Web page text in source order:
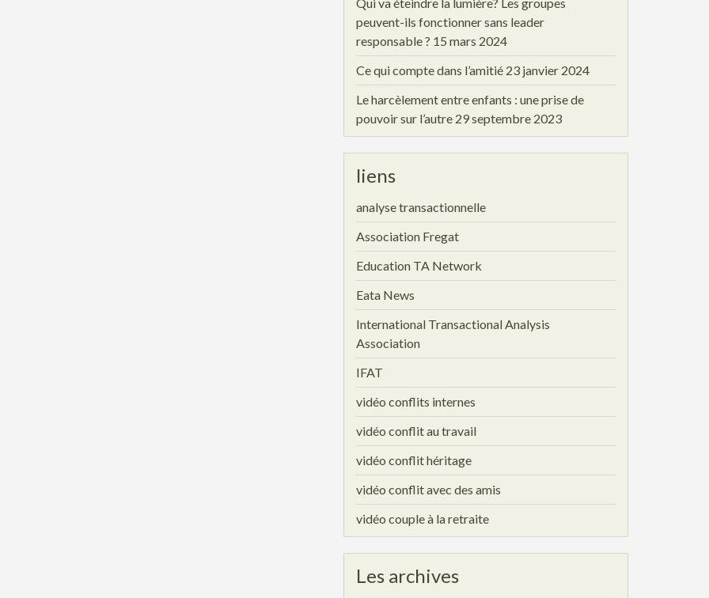
peuvent-ils fonctionner sans leader
responsable ? 15 mars 2024
Ce qui compte dans l’amitié 23 janvier 2024
Le harcèlement entre enfants : une prise de
pouvoir sur l’autre 29 septembre 2023
liens
analyse transactionnelle
Association Fregat
Education TA Network
Eata News
International Transactional Analysis
Association
IFAT
vidéo conflits internes
vidéo conflit au travail
vidéo conflit héritage
vidéo conflit avec des amis
vidéo couple à la retraite
Les archives